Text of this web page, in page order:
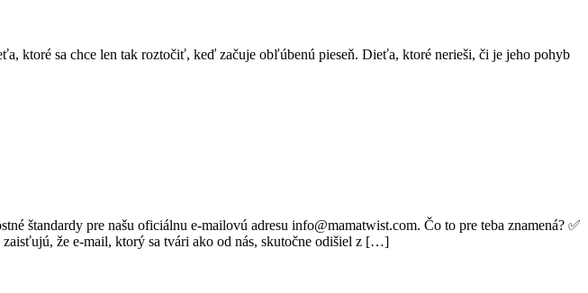
ktoré sa chce len tak roztočiť, keď začuje obľúbenú pieseň. Dieťa, ktoré nerieši, či je jeho pohyb
štandardy pre našu oficiálnu e-mailovú adresu info@mamatwist.com. Čo to pre teba znamená? ✅
že e-mail, ktorý sa tvári ako od nás, skutočne odišiel z […]